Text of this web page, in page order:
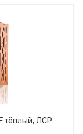
тёплый, ЛСР